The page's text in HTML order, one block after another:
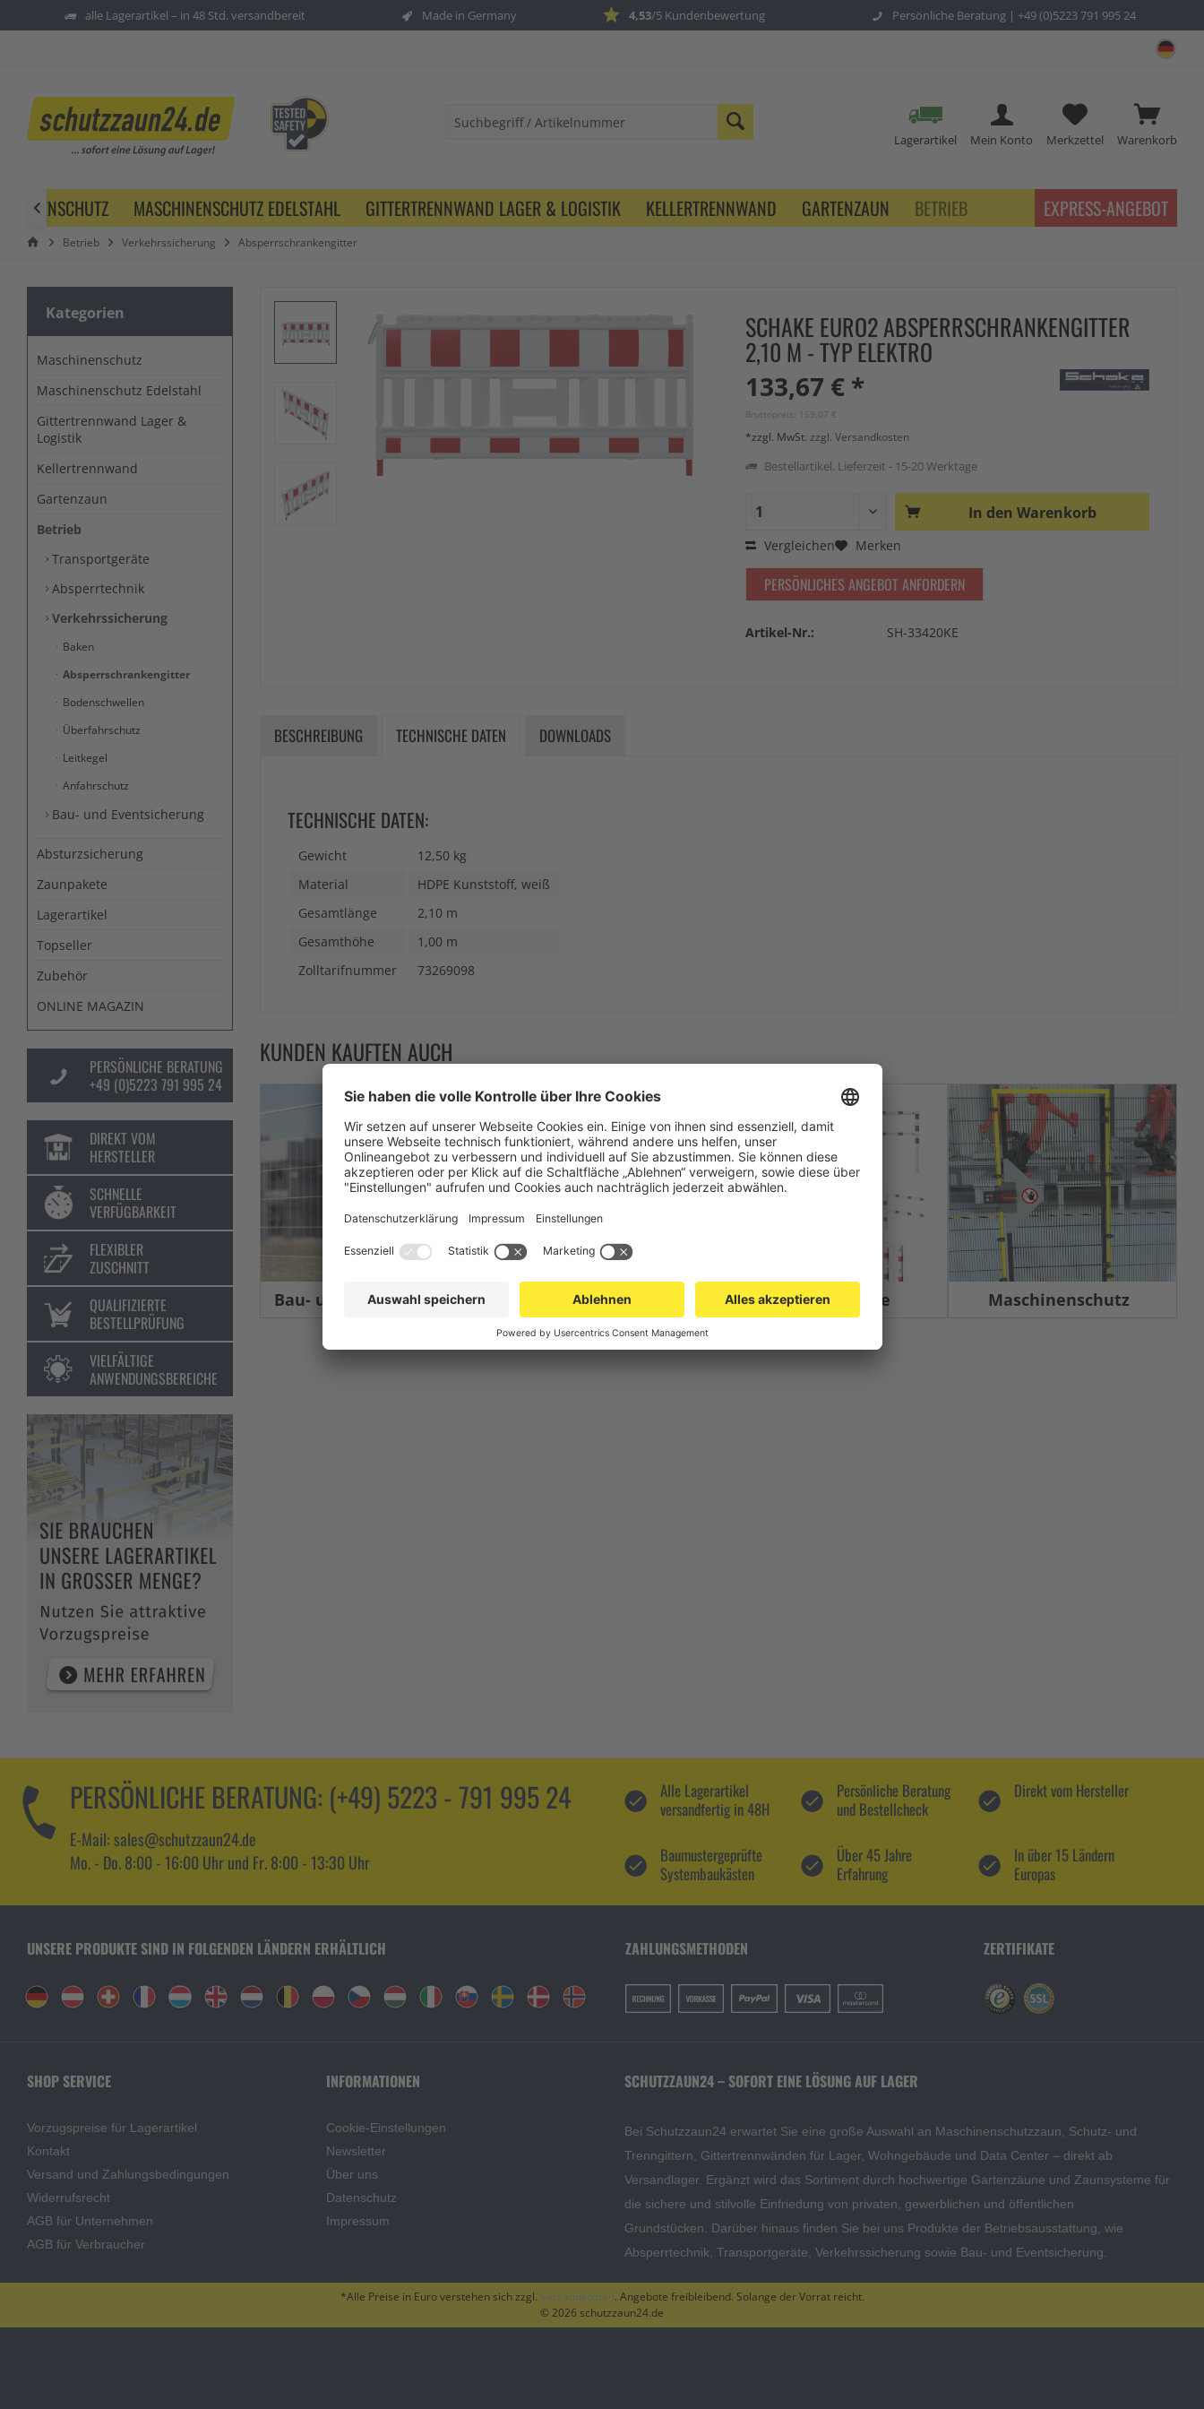
alle Lagerartikel – in 48 Std. versandbereit Made in Germany 4,53/5 Kundenbewertung Persönliche Beratung | +49 (0)5223 791 995 24
Warenkorb
Merkzettel
Mein Konto
Lagerartikel
MASCHINENSCHUTZ EDELSTAHL GITTERTRENNWAND LAGER & LOGISTIK KELLERTRENNWAND GARTENZAUN BETRIEB
 EXPRESS-ANGEBOT
Betrieb Verkehrssicherung Absperrschrankengitter
Kategorien
Maschinenschutz
Maschinenschutz Edelstahl
Gittertrennwand Lager &
Logistik
Kellertrennwand
Gartenzaun
Betrieb
Transportgeräte
Absperrtechnik
Verkehrssicherung
Baken
Absperrschrankengitter
Bodenschwellen
Überfahrschutz
Leitkegel
Anfahrschutz
Bau- und Eventsicherung
Absturzsicherung
Zaunpakete
Lagerartikel
Topseller
Zubehör
ONLINE MAGAZIN
PERSÖNLICHE BERATUNG
+49 (0)5223 791 995 24
DIREKT VOM
HERSTELLER
SCHNELLE
VERFÜGBARKEIT
FLEXIBLER
ZUSCHNITT
QUALIFIZIERTE
BESTELLPRÜFUNG
VIELFÄLTIGE
ANWENDUNGSBEREICHE
SCHAKE EURO2 ABSPERRSCHRANKENGITTER
2,10 M - TYP ELEKTRO
133,67 € *
Bruttopreis: 159,07 €
*zzgl. MwSt. zzgl. Versandkosten
Bestellartikel. Lieferzeit - 15-20 Werktage
In den Warenkorb
Vergleichen Merken
PERSÖNLICHES ANGEBOT ANFORDERN
Artikel-Nr.: SH-33420KE
BESCHREIBUNG TECHNISCHE DATEN DOWNLOADS
TECHNISCHE DATEN:
Gewicht
12,50 kg
Material
HDPE Kunststoff, weiß
Gesamtlänge
2,10 m
Gesamthöhe
1,00 m
Zolltarifnummer
73269098
KUNDEN KAUFTEN AUCH
Bau- und Eventsicherung Gittertrennwand Lager & Logistik Sperrelemente Maschinenschutz
PERSÖNLICHE BERATUNG: (+49) 5223 - 791 995 24
E-Mail: sales@schutzzaun24.de
Mo. - Do. 8:00 - 16:00 Uhr und Fr. 8:00 - 13:30 Uhr
Alle Lagerartikel
versandfertig in 48H
Persönliche Beratung
und Bestellcheck
Direkt vom Hersteller
Baumustergeprüfte
Systembaukästen
Über 45 Jahre
Erfahrung
In über 15 Ländern
Europas
UNSERE PRODUKTE SIND IN FOLGENDEN LÄNDERN ERHÄLTLICH ZAHLUNGSMETHODEN ZERTIFIKATE
SHOP SERVICE
Vorzugspreise für Lagerartikel
Kontakt
Versand und Zahlungsbedingungen
Widerrufsrecht
AGB für Unternehmen
AGB für Verbraucher
INFORMATIONEN
Cookie-Einstellungen
Newsletter
Über uns
Datenschutz
Impressum
SCHUTZZAUN24 – SOFORT EINE LÖSUNG AUF LAGER
Bei Schutzzaun24 erwartet Sie eine große Auswahl an Maschinenschutzzaun, Schutz- und
Trenngittern, Gittertrennwänden für Lager, Wohngebäude und Data Center – direkt ab
Versandlager. Ergänzt wird das Sortiment durch hochwertige Gartenzäune und Zaunsysteme für
die sichere und stilvolle Einfriedung von privaten, gewerblichen und öffentlichen
Grundstücken. Darüber hinaus finden Sie bei uns Produkte der Betriebsausstattung, wie
Absperrtechnik, Transportgeräte, Verkehrssicherung sowie Bau- und Eventsicherung.
*Alle Preise in Euro verstehen sich zzgl. Versandkosten. Angebote freibleibend. Solange der Vorrat reicht.
© 2026 schutzzaun24.de